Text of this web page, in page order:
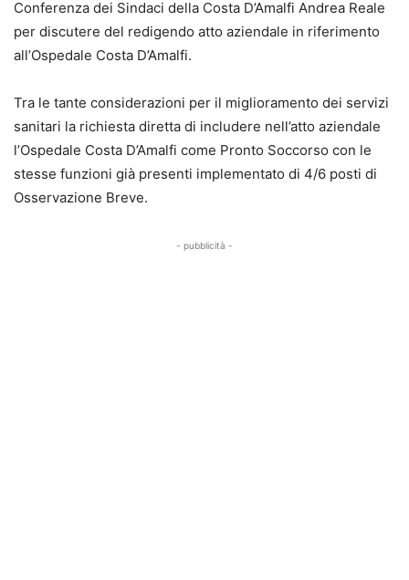
Conferenza dei Sindaci della Costa D’Amalfi Andrea Reale
per discutere del redigendo atto aziendale in riferimento
all’Ospedale Costa D’Amalfi.
Tra le tante considerazioni per il miglioramento dei servizi
sanitari la richiesta diretta di includere nell’atto aziendale
l’Ospedale Costa D’Amalfi come Pronto Soccorso con le
stesse funzioni già presenti implementato di 4/6 posti di
Osservazione Breve.
- pubblicità -